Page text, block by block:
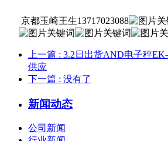
京都玉崎王生13717023088
上一篇 : 3.2日出货AND电子秤
供应
下一篇 : 没有了
新闻动态
公司新闻